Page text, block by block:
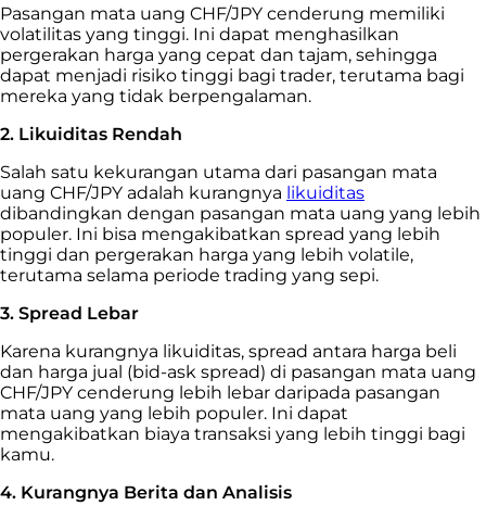
Pasangan mata uang CHF/JPY cenderung memiliki
volatilitas yang tinggi. Ini dapat menghasilkan
pergerakan harga yang cepat dan tajam, sehingga
dapat menjadi risiko tinggi bagi trader, terutama bagi
mereka yang tidak berpengalaman.
2. Likuiditas Rendah
Salah satu kekurangan utama dari pasangan mata
uang CHF/JPY adalah kurangnya likuiditas
dibandingkan dengan pasangan mata uang yang lebih
populer. Ini bisa mengakibatkan spread yang lebih
tinggi dan pergerakan harga yang lebih volatile,
terutama selama periode trading yang sepi.
3. Spread Lebar
Karena kurangnya likuiditas, spread antara harga beli
dan harga jual (bid-ask spread) di pasangan mata uang
CHF/JPY cenderung lebih lebar daripada pasangan
mata uang yang lebih populer. Ini dapat
mengakibatkan biaya transaksi yang lebih tinggi bagi
kamu.
4. Kurangnya Berita dan Analisis